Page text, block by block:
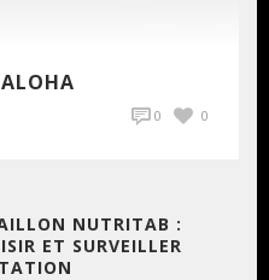
0 0
NUTRITAB :
ET SURVEILLER